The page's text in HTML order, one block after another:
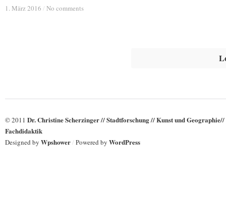
1. März 2016 / No comments
1. März 2016 / No comments
© 2011 Dr. Christine Scherzinger // Stadtforschung // Kunst und Geographie//
Fachdidaktik
Designed by Wpshower/ Powered by WordPress